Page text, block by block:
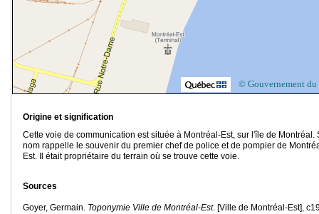
© Gouvernement du
Origine et signification
Cette voie de communication est située à Montréal-Est, sur l'île de Montréal.
nom rappelle le souvenir du premier chef de police et de pompier de
Est. Il était propriétaire du terrain où se trouve cette voie.
Sources
Goyer, Germain. Toponymie Ville de Montréal-Est. [Ville de Montréal-Est],